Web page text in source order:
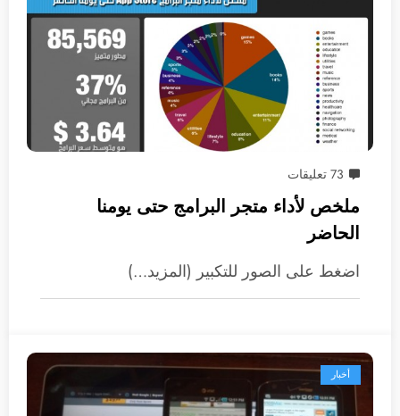
73 تعليقات
ملخص لأداء متجر البرامج حتى يومنا
الحاضر
اضغط على الصور للتكبير (المزيد…)
أخبار